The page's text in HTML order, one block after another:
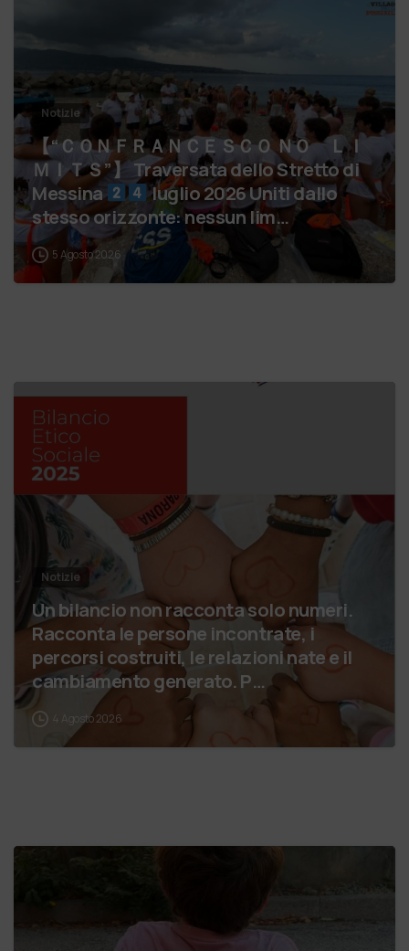
Notizie
【 “ＣＯＮＦＲＡＮＣＥＳＣＯ ＮＯ ＬＩ
ＭＩＴＳ”】 Traversata dello Stretto di
Messina
luglio 2026 Uniti dallo
stesso orizzonte: nessun lim…
5 Agosto 2026
Notizie
Un bilancio non racconta solo numeri.
Racconta le persone incontrate, i
percorsi costruiti, le relazioni nate e il
cambiamento generato. P…
4 Agosto 2026